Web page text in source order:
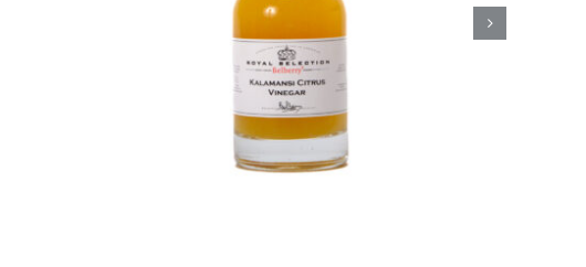
Azijn Fine food
€8,50
Toevoegen aan